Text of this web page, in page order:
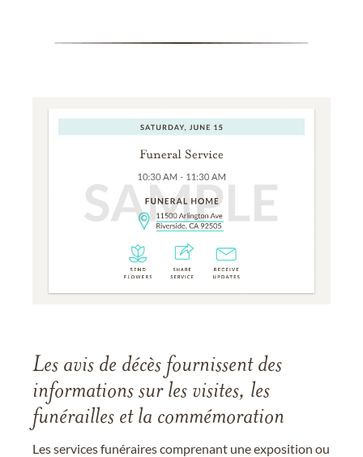
Les avis de décès fournissent des
informations sur les visites, les
funérailles et la commémoration
Les services funéraires comprenant une exposition ou